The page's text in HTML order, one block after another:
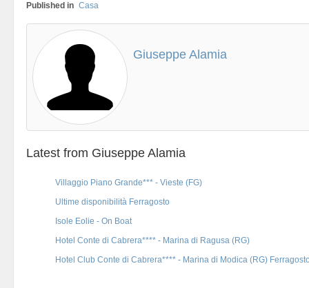
Published in Casa
Giuseppe Alamia
Latest from Giuseppe Alamia
Villaggio Piano Grande*** - Vieste (FG)
Ultime disponibilità Ferragosto
Isole Eolie - On Boat
Hotel Conte di Cabrera**** - Marina di Ragusa (RG)
Hotel Club Conte di Cabrera**** - Marina di Modica (RG)